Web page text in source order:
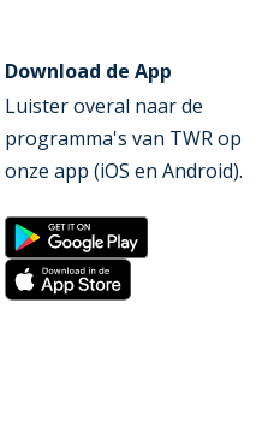
Download de App
Luister overal naar de
programma's van TWR op
onze app (iOS en Android).